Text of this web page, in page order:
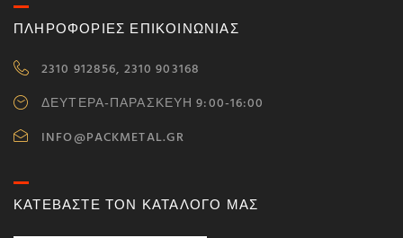
ΠΛΗΡΟΦΟΡΙΕΣ ΕΠΙΚΟΙΝΩΝΙΑΣ
2310 912856, 2310 903168
ΔΕΥΤΕΡΑ-ΠΑΡΑΣΚΕΥΗ 9:00-16:00
INFO@PACKMETAL.GR
ΚΑΤΕΒΑΣΤΕ ΤΟΝ ΚΑΤΑΛΟΓΟ ΜΑΣ